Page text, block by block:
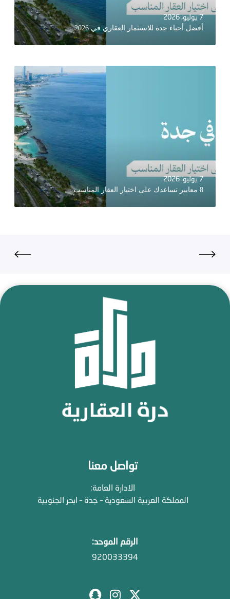
7 يوليو، 2026
أفضل أحياء جدة للاستثمار العقاري في 2026
7 يوليو، 2026
8 معايير تساعدك على اختيار العقار المناسب
تواصل معنا
الادارة العامة:
المملكة العربية السعودية – جدة – ابحر الجنوبية
الرقم الموحد:
920033394